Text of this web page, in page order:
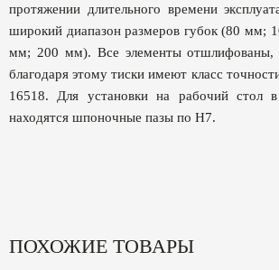
протяжении длительного времени
широкий диапазон размеров губок (80 мм;
мм; 200 мм). Все элементы отшлифованы,
благодаря этому тиски имеют класс
16518. Для установки на рабочий стол в
находятся шпоночные пазы по Н7.
ПОХОЖИЕ ТОВАРЫ